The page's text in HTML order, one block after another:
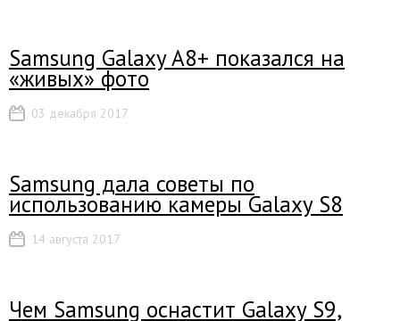
Samsung Galaxy A8+ показался на
«живых» фото
03 декабря 2017
Samsung дала советы по
использованию камеры Galaxy S8
14 августа 2017
Чем Samsung оснастит Galaxy S9,